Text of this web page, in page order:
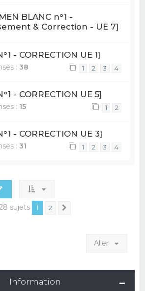
BLANC n°1 -
& Correction - UE 7]
- CORRECTION UE 1]
:38 1 2 3 4
- CORRECTION UE 5]
: 15 1 2
- CORRECTION UE 3]
:31 1 2 3 4
sujets 1 2
Aller
Information